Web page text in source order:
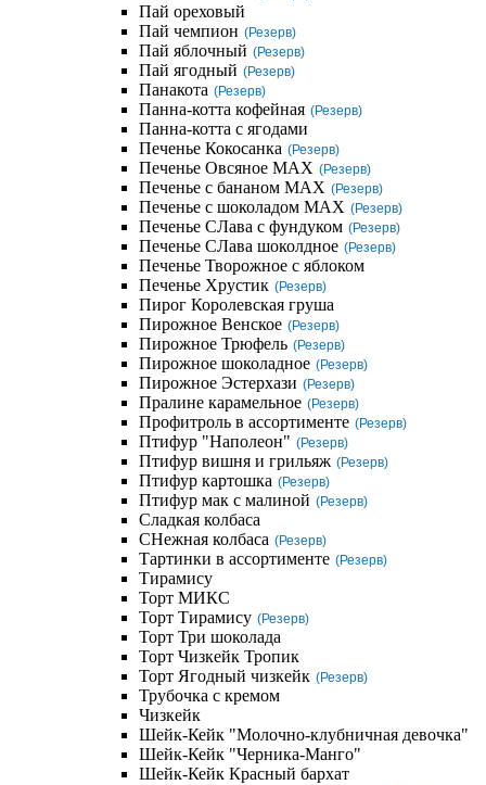
Пай ореховый
Пай чемпион (Резерв)
Пай яблочный (Резерв)
Пай ягодный (Резерв)
Панакота (Резерв)
Панна-котта кофейная (Резерв)
Панна-котта с ягодами
Печенье Кокосанка (Резерв)
Печенье Овсяное MAX (Резерв)
Печенье с бананом MAX (Резерв)
Печенье с шоколадом MAX (Резерв)
Печенье СЛава с фундуком (Резерв)
Печенье СЛава шоколдное (Резерв)
Печенье Творожное с яблоком
Печенье Хрустик (Резерв)
Пирог Королевская груша
Пирожное Венское (Резерв)
Пирожное Трюфель (Резерв)
Пирожное шоколадное (Резерв)
Пирожное Эстерхази (Резерв)
Пралине карамельное (Резерв)
Профитроль в ассортименте (Резерв)
Птифур "Наполеон" (Резерв)
Птифур вишня и грильяж (Резерв)
Птифур картошка (Резерв)
Птифур мак с малиной (Резерв)
Сладкая колбаса
СНежная колбаса (Резерв)
Тартинки в ассортименте (Резерв)
Тирамису
Торт МИКС
Торт Тирамису (Резерв)
Торт Три шоколада
Торт Чизкейк Тропик
Торт Ягодный чизкейк (Резерв)
Трубочка с кремом
Чизкейк
Шейк-Кейк "Молочно-клубничная девочка"
Шейк-Кейк "Черника-Манго"
Шейк-Кейк Красный бархат